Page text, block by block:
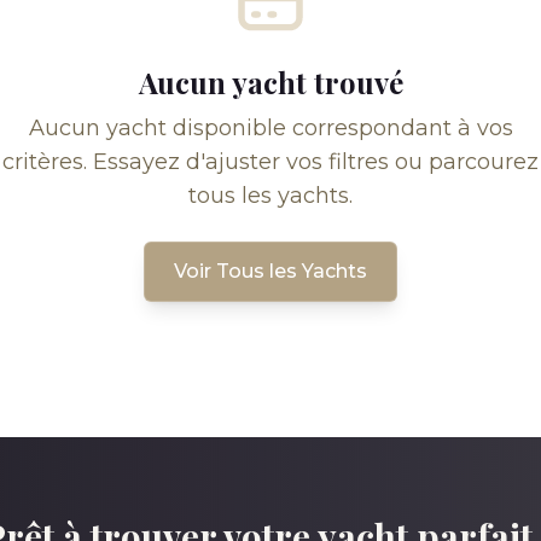
Aucun yacht trouvé
Aucun yacht disponible correspondant à vos
critères. Essayez d'ajuster vos filtres ou parcourez
tous les yachts.
Voir Tous les Yachts